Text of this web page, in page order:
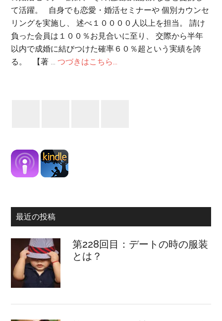
て活躍。 自身でも恋愛・婚活セミナーや 個別カウンセ
リングを実施し、 述べ１００００人以上を担当。 請け
負った会員は１００％お見合いに至り、 交際から半年
以内で成婚に結びつけた確率６０％超という実績を誇
る。 【著 …つづきはこちら...
最近の投稿
第228回目：デートの時の服装
とは？